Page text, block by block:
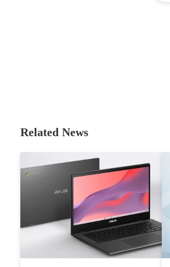
Related News